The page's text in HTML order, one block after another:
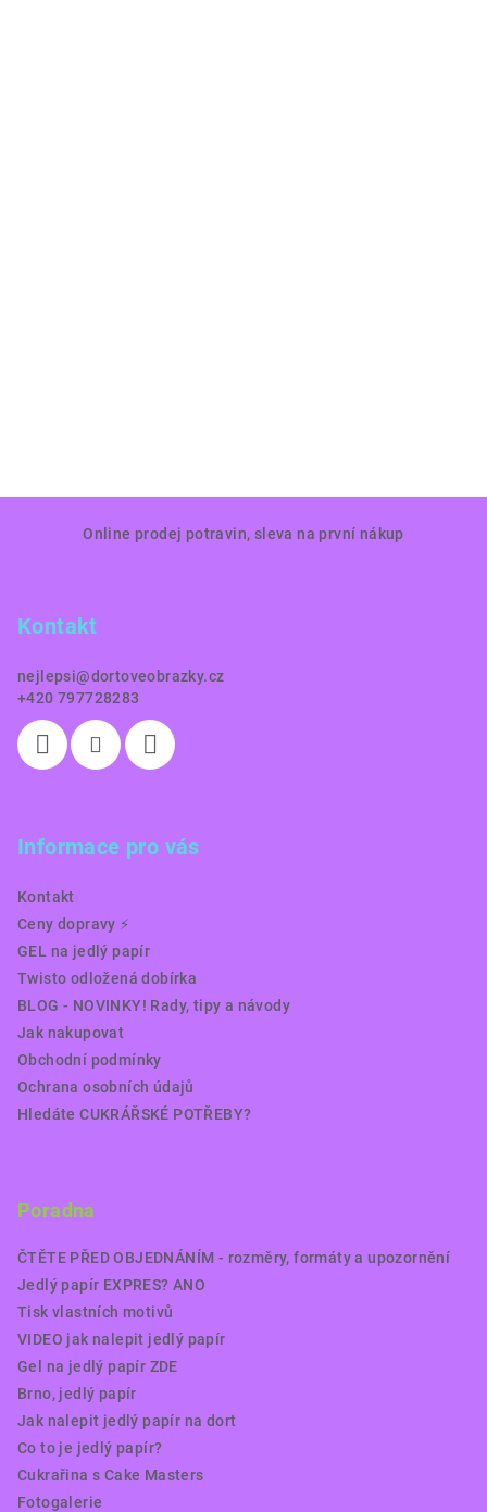
Online prodej potravin, sleva na první nákup
Kontakt
nejlepsi@dortoveobrazky.cz
+420 797728283
Informace pro vás
Kontakt
Ceny dopravy ⚡️
GEL na jedlý papír
Twisto odložená dobírka
BLOG - NOVINKY! Rady, tipy a návody
Jak nakupovat
Obchodní podmínky
Ochrana osobních údajů
Hledáte CUKRÁŘSKÉ POTŘEBY?
Poradna
ČTĚTE PŘED OBJEDNÁNÍM - rozměry, formáty a upozornění
Jedlý papír EXPRES? ANO
Tisk vlastních motivů
VIDEO jak nalepit jedlý papír
Gel na jedlý papír ZDE
Brno, jedlý papír
Jak nalepit jedlý papír na dort
Co to je jedlý papír?
Cukrařina s Cake Masters
Fotogalerie